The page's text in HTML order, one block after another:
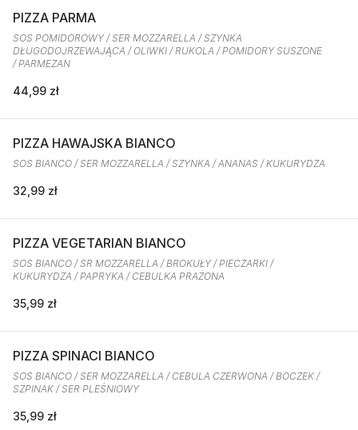
PIZZA PARMA
SOS POMIDOROWY / SER MOZZARELLA / SZYNKA
DŁUGODOJRZEWAJĄCA / OLIWKI / RUKOLA / POMIDORY SUSZONE
/ PARMEZAN
44,99 zł
PIZZA HAWAJSKA BIANCO
SOS BIANCO / SER MOZZARELLA / SZYNKA / ANANAS / KUKURYDZA
32,99 zł
PIZZA VEGETARIAN BIANCO
SOS BIANCO / SR MOZZARELLA / BROKUŁY / PIECZARKI /
KUKURYDZA / PAPRYKA / CEBULKA PRAŻONA
35,99 zł
PIZZA SPINACI BIANCO
SOS BIANCO / SER MOZZARELLA / CEBULA CZERWONA / BOCZEK /
SZPINAK / SER PLEŚNIOWY
35,99 zł